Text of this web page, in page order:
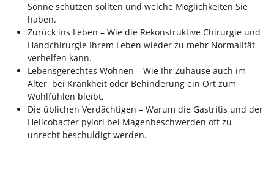
Sonne schützen sollten und welche Möglichkeiten Sie
haben.
Zurück ins Leben – Wie die Rekonstruktive Chirurgie und
Handchirurgie Ihrem Leben wieder zu mehr Normalität
verhelfen kann.
Lebensgerechtes Wohnen – Wie Ihr Zuhause auch im
Alter, bei Krankheit oder Behinderung ein Ort zum
Wohlfühlen bleibt.
Die üblichen Verdächtigen – Warum die Gastritis und der
Helicobacter pylori bei Magenbeschwerden oft zu
unrecht beschuldigt werden.